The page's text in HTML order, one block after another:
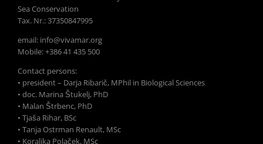
Sea Conservation
Tax. Nr.: 37350847995
email: info@vivamar.org
Mobile: +386 41 435 500
Contact persons:
• president – Darja Ribarič, MPhil in Biological Sciences
• doc. Marina Štukelj, PhD
• Malan Štrbenc, PhD
• Tjaša Rihar, BSc
• Tanja Ostrman Renault, MSc
• Koraljka Polaček, MSc